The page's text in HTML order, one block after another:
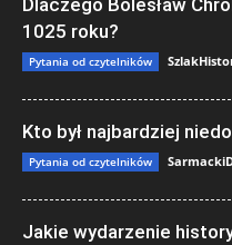
1025 roku?
Pytania od czytelników
Kto był najbardziej
Pytania od czytelników
Jakie wydarzenie